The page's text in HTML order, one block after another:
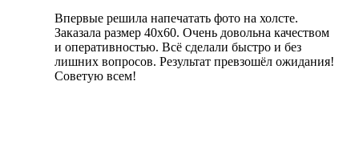
Впервые решила напечатать фото на холсте.
Заказала размер 40х60. Очень довольна качеством
и оперативностью. Всё сделали быстро и без
лишних вопросов. Результат превзошёл ожидания!
Советую всем!